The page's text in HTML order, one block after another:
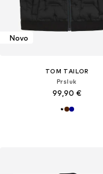
Novo
TOM TAILOR
Prsluk
99,90 €